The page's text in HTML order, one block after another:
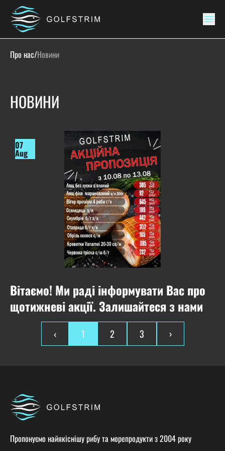
Про нас/Новини
НОВИНИ
07
Aug
Вітаємо! Ми раді інформувати Вас про
щотижневі акції. Залишайтеся з нами
та насолоджуйтесь найкращими
пропозиціями.
‹ 1 2 3 ›
Пропонуємо найякіснішу рибу та морепродукти з 2004 року